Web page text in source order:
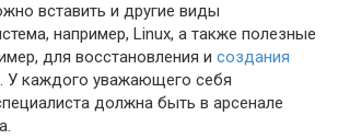
вставить и другие виды
например, Linux, а также полезные
для восстановления и создания
. У каждого уважающего себя
должна быть в арсенале